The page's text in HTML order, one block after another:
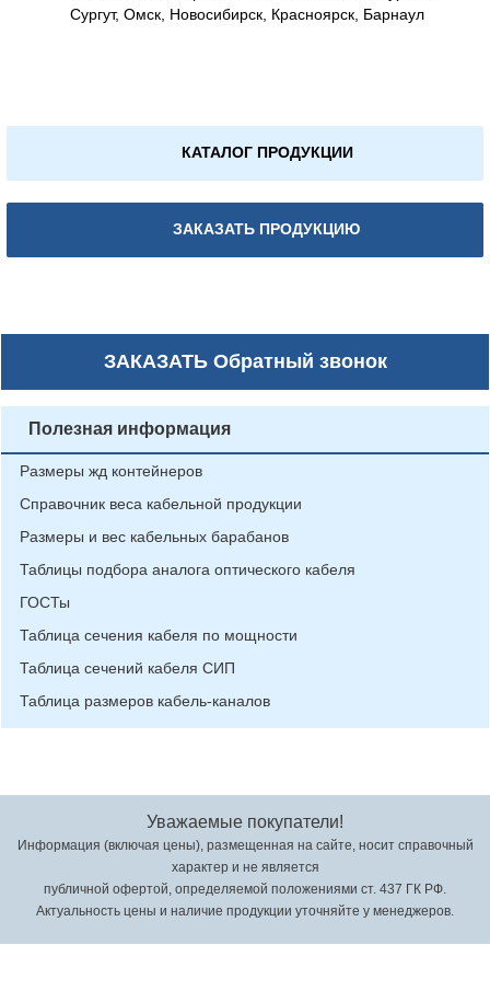
Сургут, Омск, Новосибирск, Красноярск, Барнаул
КАТАЛОГ ПРОДУКЦИИ
ЗАКАЗАТЬ ПРОДУКЦИЮ
ЗАКАЗАТЬОбратный звонок
Полезная информация
Размеры жд контейнеров
Справочник веса кабельной продукции
Размеры и вес кабельных барабанов
Таблицы подбора аналога оптического кабеля
ГОСТы
Таблица сечения кабеля по мощности
Таблица сечений кабеля СИП
Таблица размеров кабель-каналов
Уважаемые покупатели!
Информация (включая цены), размещенная на сайте, носит справочный
характер и не является
публичной офертой, определяемой положениями ст. 437 ГК РФ.
Актуальность цены и наличие продукции уточняйте у менеджеров.